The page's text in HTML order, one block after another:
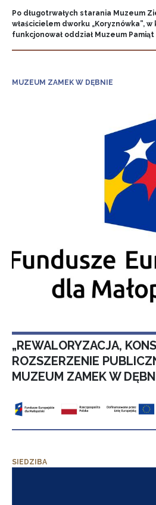
Po długotrwałych starania Muzeum
właścicielem dworku „Koryznówka”,
funkcjonował oddział Muzeum Pamiąt
MUZEUM ZAMEK W DĘBNIE
„REWALORYZACJA,
ROZSZERZENIE
MUZEUM ZAMEK W
SIEDZIBA